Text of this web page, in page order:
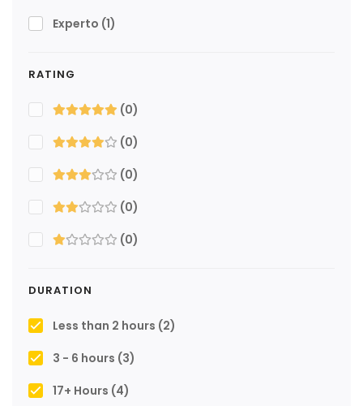
Experto (1)
RATING
(0)
(0)
(0)
(0)
(0)
DURATION
Less than 2 hours (2)
3 - 6 hours (3)
17+ Hours (4)